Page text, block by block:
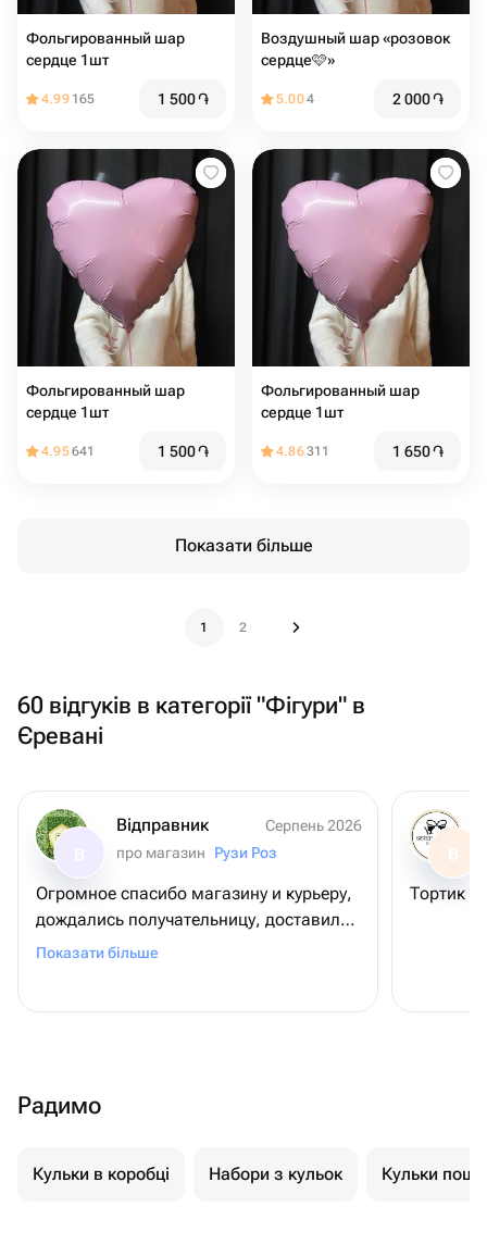
Фольгированный шар
сердце 1шт
4.99 165 1 500֏
Воздушный шар «розовок
сердце🩷»
5.004 2 000֏
Фольгированный шар
сердце 1шт
4.95641 1 500֏
Фольгированный шар
сердце 1шт
4.86311 1 650֏
Показати більше
1 2
60 відгуків в категорії "Фігури" в
Єревані
Відправник
Серпень 2026
про магазин
Рузи Роз
Огромное спасибо магазину и курьеру,
дождались получательницу, доставили
все верно, букеты ШИКАРНЫЕ, даже
Показати більше
В
Тортик
Радимо
Кульки в коробці Набори з кульок Кульки